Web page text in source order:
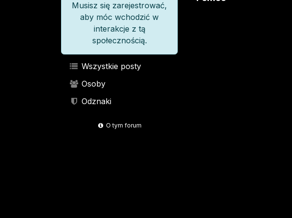
Musisz się zarejestrować,
aby móc wchodzić w
interakcje z tą
społecznością.
Wszystkie posty
Osoby
Odznaki
O tym forum